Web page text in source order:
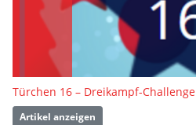
Türchen 16 – Dreikampf-Challenge
Artikel anzeigen